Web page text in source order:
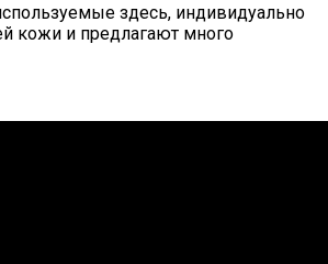
здесь, индивидуально
кожи и предлагают много